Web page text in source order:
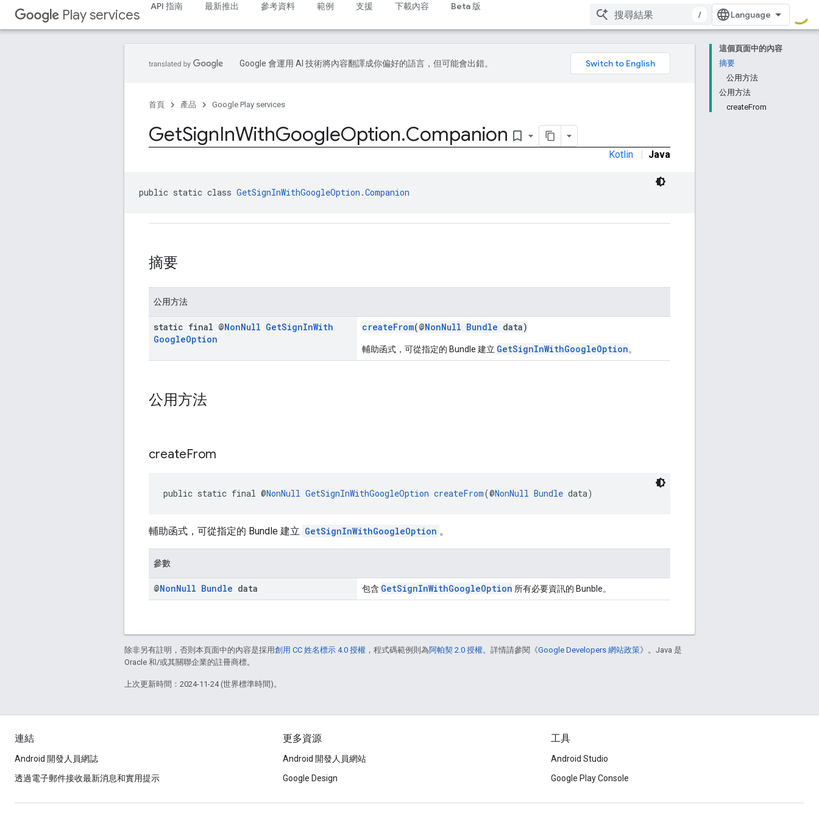
Play services
API 指南 最新推出 參考資料 範例 支援 下載內容 Beta 版
/
這個頁面中的內容
摘要
公用方法
公用方法
createFrom
Google 會運用 AI 技術將內容翻譯成你偏好的語言，但可能會出錯。
首頁 產品 Google Play services
GetSignInWithGoogleOption.Companion bookmark_border
Kotlin | Java
public static class GetSignInWithGoogleOption.Companion
摘要
公用方法
static final @NonNull GetSignInWith
GoogleOption
createFrom(@NonNull Bundle data)
輔助函式，可從指定的 Bundle 建立 GetSignInWithGoogleOption。
公用方法
createFrom
public static final @NonNull GetSignInWithGoogleOption createFrom(@NonNull Bundle data)
輔助函式，可從指定的 Bundle 建立 GetSignInWithGoogleOption 。
參數
@NonNull Bundle data 包含 GetSignInWithGoogleOption 所有必要資訊的 Bunble。
除非另有註明，否則本頁面中的內容是採用創用 CC 姓名標示 4.0 授權 ，程式碼範例則為阿帕契 2.0 授權。詳情請參閱《Google Developers 網站政策》。Java 是
Oracle 和/或其關聯企業的註冊商標。
上次更新時間：2024-11-24 (世界標準時間)。
連結
Android 開發人員網誌
透過電子郵件接收最新消息和實用提示
更多資源
Android 開發人員網站
Google Design
工具
Android Studio
Google Play Console